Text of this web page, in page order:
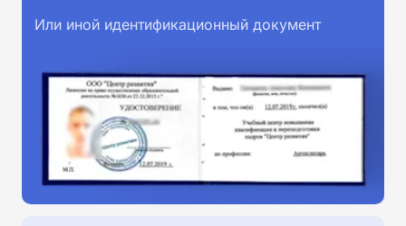
Или иной идентификационный документ